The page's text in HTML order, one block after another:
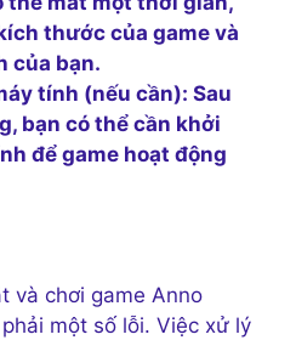
thước của game và
của bạn.
tính (nếu cần): Sau
bạn có thể cần khởi
để game hoạt động
và chơi game Anno
một số lỗi. Việc xử lý